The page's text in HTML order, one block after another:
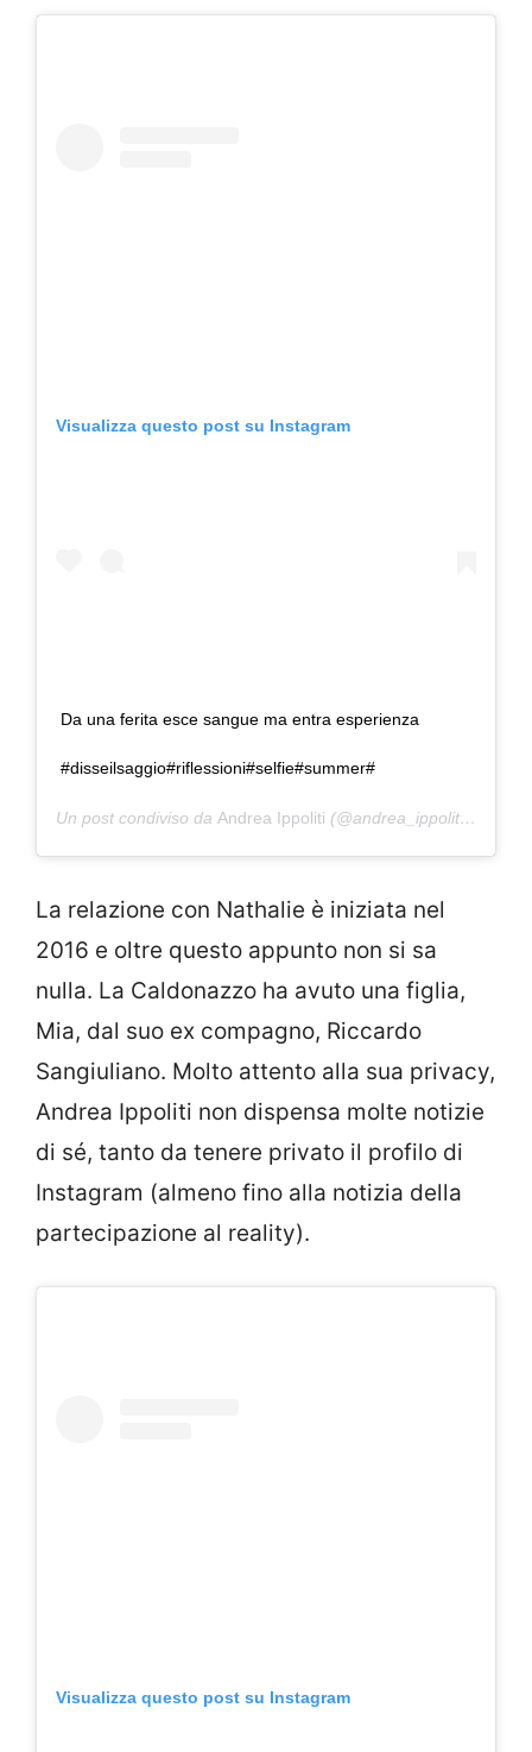
Visualizza questo post su Instagram
Da una ferita esce sangue ma entra esperienza
#disseilsaggio#riflessioni#selfie#summer#
Un post condiviso da Andrea Ippoliti (@andrea_ippoliti73) in data:
La relazione con Nathalie è iniziata nel
2016 e oltre questo appunto non si sa
nulla. La Caldonazzo ha avuto una figlia,
Mia, dal suo ex compagno, Riccardo
Sangiuliano. Molto attento alla sua privacy,
Andrea Ippoliti non dispensa molte notizie
di sé, tanto da tenere privato il profilo di
Instagram (almeno fino alla notizia della
partecipazione al reality).
Visualizza questo post su Instagram